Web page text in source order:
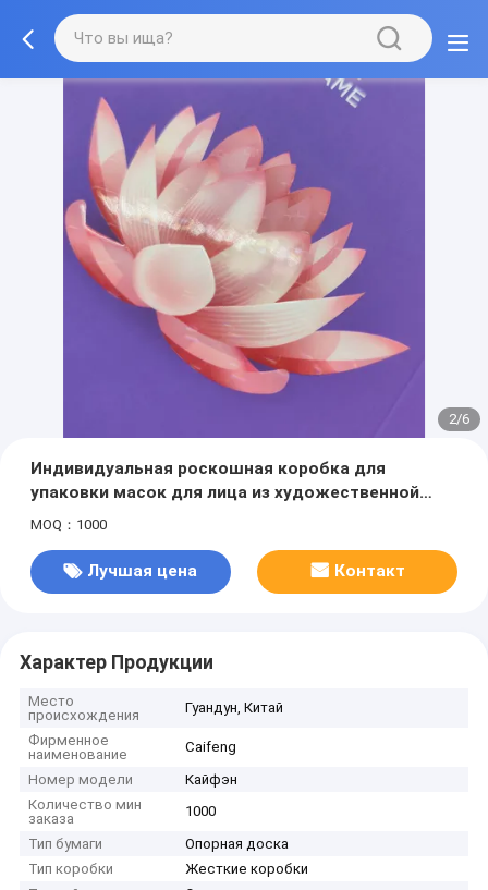
2/6
Индивидуальная роскошная коробка для
упаковки масок для лица из художественной
бумаги с выпуклым тиснением и кубовидным
MOQ：1000
Лучшая цена Контакт
Характер Продукции
Место
происхождения
Гуандун, Китай
Фирменное
наименование
Caifeng
Номер модели
Кайфэн
Количество мин
заказа
1000
Тип бумаги
Опорная доска
Тип коробки
Жесткие коробки